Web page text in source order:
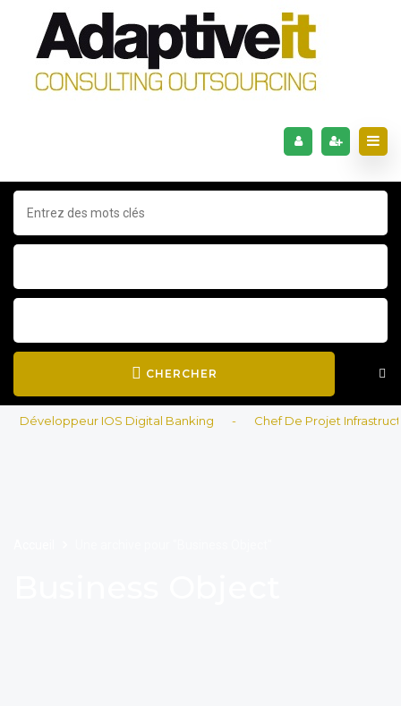
CHERCHER
Développeur IOS Digital Banking Chef De Projet